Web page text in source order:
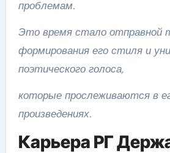
проблемам.
Это время стало отправной
формирования его стиля и
поэтического голоса,
которые прослеживаются в
произведениях.
Карьера РГ